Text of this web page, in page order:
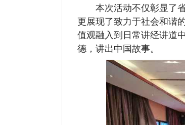
本次活动不仅彰显了省
更展现了致力于社会和谐
值观融入到日常讲经讲道
德，讲出中国故事。